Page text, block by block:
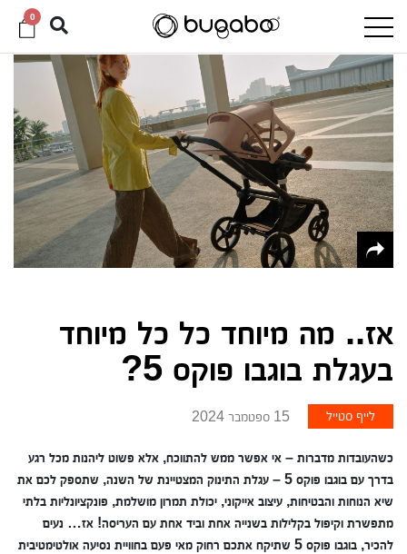
0
אז.. מה מיוחד כל כל מיוחד
בעגלת בוגבו פוקס 5?
לייף סטייל 15 ספטמבר 2024
כשהעובדות מדברות – אי אפשר ממש להתווכח, אלא פשוט ליהנות מכל רגע
בדרך עם בוגבו פוקס 5 – עגלת התינוק המצטיינת של השנה, שתספק לכם את
שיא הנוחות והבטיחות, עיצוב אייקוני, יכולת תמרון מושלמת, פונקציונליות בלתי
מתפשרת וקיפול בקלילות בשנייה אחת וביד אחת עם העריסה! אז… נעים
להכיר, בוגבו פוקס 5 שתיקח אתכם רחוק מאי פעם בחוויית נסיעה אולטימטיבית